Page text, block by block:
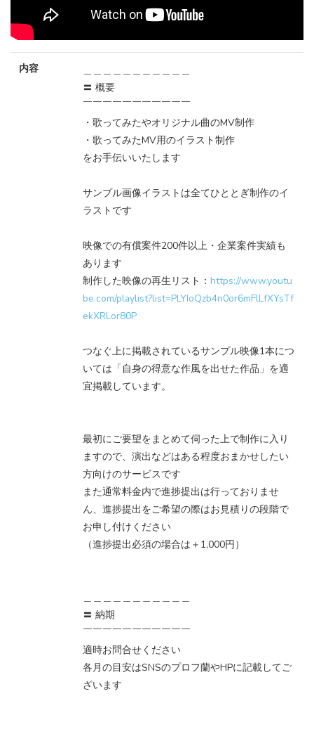
内容
〓 概要
￣￣￣￣￣￣￣￣￣￣￣
・歌ってみたやオリジナル曲のMV制作
・歌ってみたMV用のイラスト制作
をお手伝いいたします
サンプル画像イラストは全てひととぎ制作のイ
ラストです
映像での有償案件200件以上・企業案件実績も
あります
制作した映像の再生リスト： https://www.youtu
be.com/playlist?list=PLYIoQzb4n0or6mFlLfXYsTf
ekXRLor80P
つなぐ上に掲載されているサンプル映像1本につ
いては「自身の得意な作風を出せた作品」を適
宜掲載しています。
最初にご要望をまとめて伺った上で制作に入り
ますので、演出などはある程度おまかせしたい
方向けのサービスです
また通常料金内で進捗提出は行っておりませ
ん、進捗提出をご希望の際はお見積りの段階で
お申し付けください
（進捗提出必須の場合は＋1,000円）
〓 納期
￣￣￣￣￣￣￣￣￣￣￣
適時お問合せください
各月の目安はSNSのプロフ蘭やHPに記載してご
ざいます